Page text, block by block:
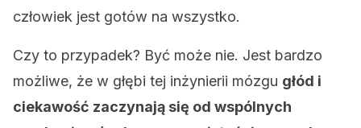
człowiek jest gotów na wszystko.
Czy to przypadek? Być może nie. Jest bardzo
możliwe, że w głębi tej inżynierii mózgu głód i
ciekawość zaczynają się od wspólnych